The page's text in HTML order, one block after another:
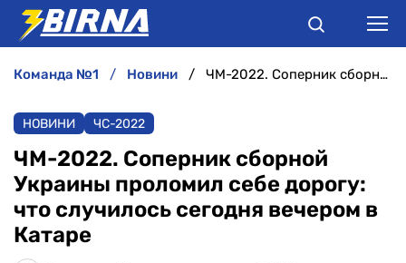
АНАЛІТИКА
ІНТЕРВ'Ю
РІЗНЕ
команда №1 новини ЧМ-2022. Соперник сборной Украины проломил себе дорогу: что случилось сегодня вечером в Катаре
НОВИНИ ЧC-2022
ЧМ-2022. Соперник сборной
Украины проломил себе дорогу:
что случилось сегодня вечером в
Катаре